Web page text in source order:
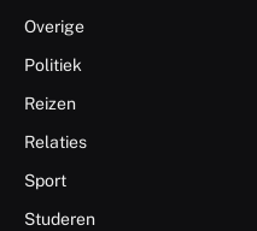
Overige
Politiek
Reizen
Relaties
Sport
Studeren